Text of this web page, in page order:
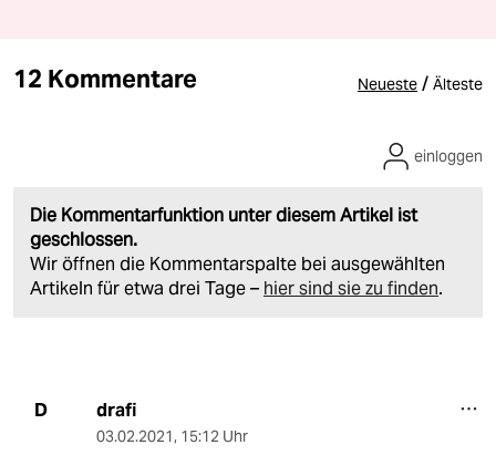
12 Kommentare Neueste / Älteste
Die Kommentarfunktion unter diesem Artikel ist
geschlossen.
Wir öffnen die Kommentarspalte bei ausgewählten
Artikeln für etwa drei Tage – hier sind sie zu finden.
einloggen
D drafi
03.02.2021, 15:12 Uhr